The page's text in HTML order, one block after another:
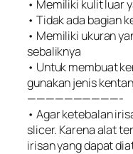
• Memiliki kulit luar
• Tidak ada bagian
• Memiliki ukuran
sebaliknya
• Untuk membuat
gunakan jenis
——————————-
• Agar ketebalan
slicer. Karena alat
irisan yang dapat